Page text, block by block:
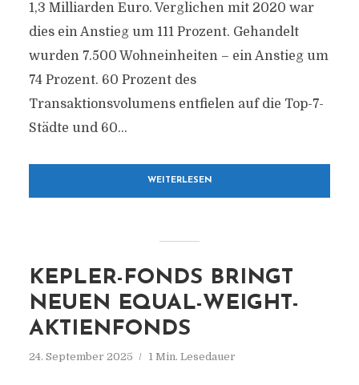
1,3 Milliarden Euro. Verglichen mit 2020 war
dies ein Anstieg um 111 Prozent. Gehandelt
wurden 7.500 Wohneinheiten – ein Anstieg um
74 Prozent. 60 Prozent des
Transaktionsvolumens entfielen auf die Top-7-
Städte und 60...
WEITERLESEN
KEPLER-FONDS BRINGT
NEUEN EQUAL-WEIGHT-
AKTIENFONDS
24. September 2025 1 Min. Lesedauer